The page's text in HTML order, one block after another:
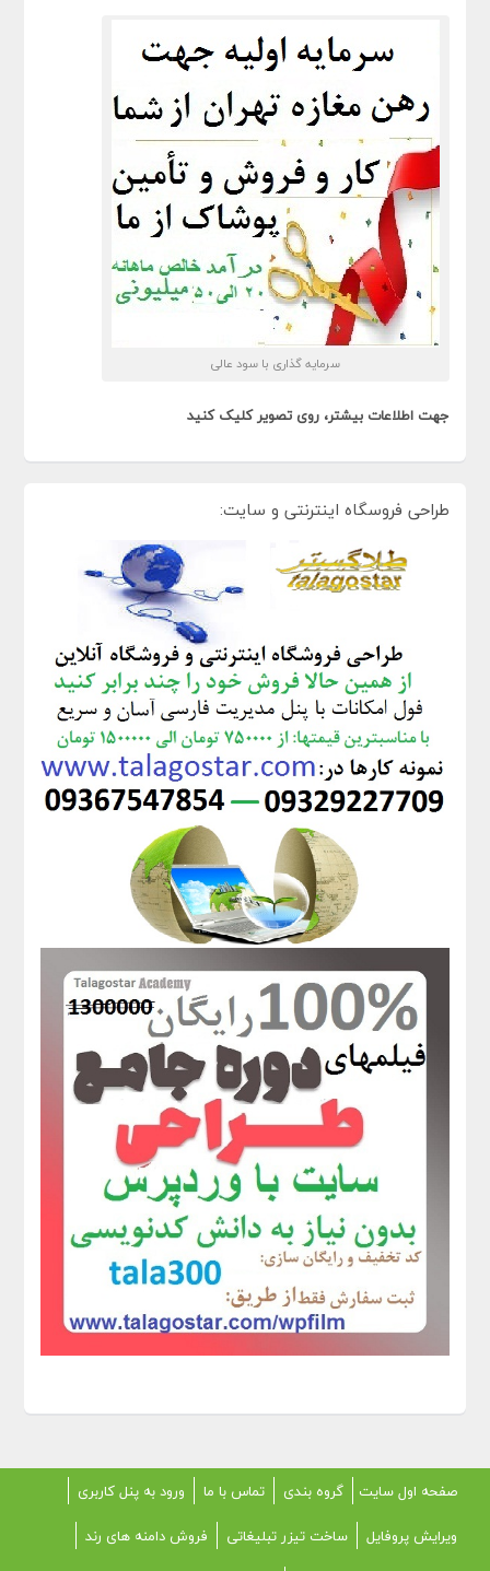
سرمایه گذاری با سود عالی
جهت اطلاعات بیشتر، روی تصویر کلیک کنید
طراحی فروسگاه اینترنتی و سایت:
صفحه اول سایت گروه بندی تماس با ما
ورود به پنل کاربری
ویرایش پروفایل
ساخت تیزر تبلیغاتی
فروش دامنه های رند